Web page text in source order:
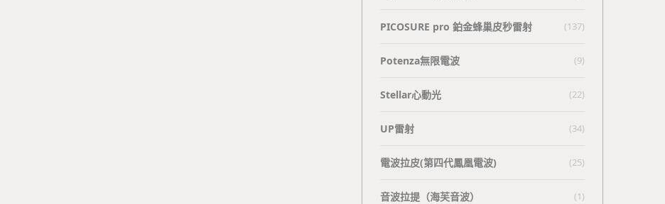
PICOSURE pro 鉑金蜂巢皮秒雷射 (137)
Potenza無限電波 (9)
Stellar心動光 (22)
UP雷射 (34)
電波拉皮(第四代鳳凰電波) (25)
⾳波拉提（海芙⾳波） (1)